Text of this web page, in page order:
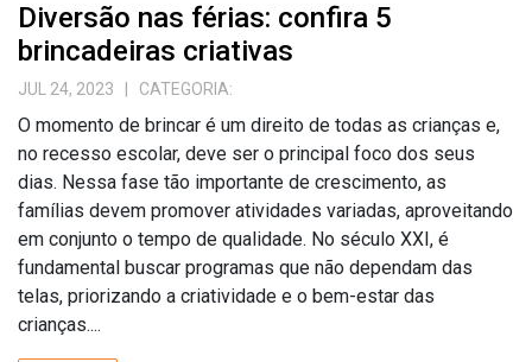
Diversão nas férias: confira 5
brincadeiras criativas
JUL 24, 2023 | CATEGORIA:
O momento de brincar é um direito de todas as crianças e,
no recesso escolar, deve ser o principal foco dos seus
dias. Nessa fase tão importante de crescimento, as
famílias devem promover atividades variadas, aproveitando
em conjunto o tempo de qualidade. No século XXI, é
fundamental buscar programas que não dependam das
telas, priorizando a criatividade e o bem-estar das
crianças....